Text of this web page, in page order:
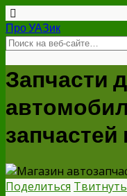
Про УАЗик
Запчасти
запчастей
Поделиться Твитнуть